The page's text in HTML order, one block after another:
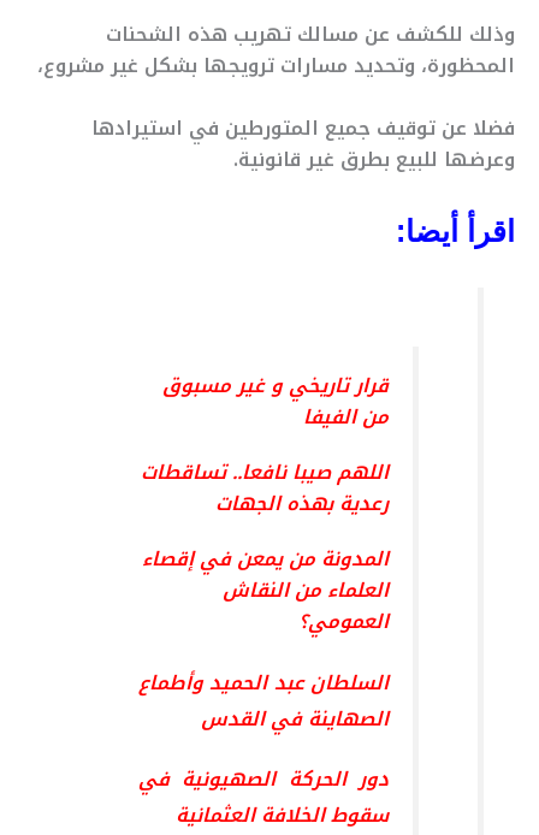
وذلك للكشف عن مسالك تهريب هذه الشحنات
المحظورة، وتحديد مسارات ترويجها بشكل غير مشروع،
فضلا عن توقيف جميع المتورطين في استيرادها
وعرضها للبيع بطرق غير قانونية.
اقرأ أيضا:
قرار تاريخي و غير مسبوق
من الفيفا
اللهم صيبا نافعا.. تساقطات
رعدية بهذه الجهات
المدونة من يمعن في إقصاء
العلماء من النقاش
العمومي؟
السلطان عبد الحميد وأطماع
الصهاينة في القدس
دور الحركة الصهيونية في
سقوط الخلافة العثمانية